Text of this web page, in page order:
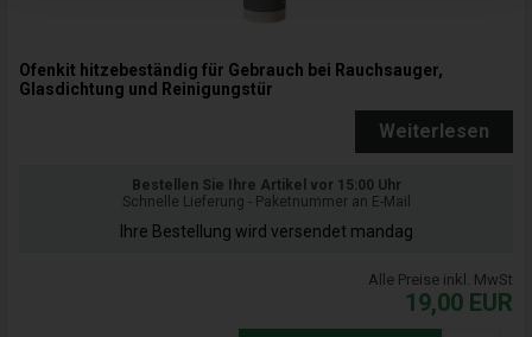
Ofenkit hitzebeständig für Gebrauch bei Rauchsauger,
Glasdichtung und Reinigungstür
Weiterlesen
Bestellen Sie Ihre Artikel vor 15:00 Uhr
Schnelle Lieferung - Paketnummer an E-Mail
Ihre Bestellung wird versendet mandag
Alle Preise inkl. MwSt
19,00 EUR